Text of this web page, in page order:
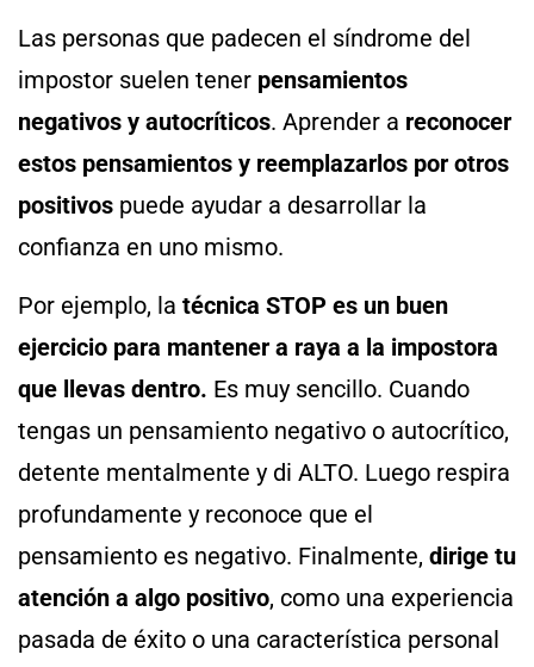
Las personas que padecen el síndrome del
impostor suelen tener pensamientos
negativos y autocríticos. Aprender a reconocer
estos pensamientos y reemplazarlos por otros
positivos puede ayudar a desarrollar la
confianza en uno mismo.
Por ejemplo, la técnica STOP es un buen
ejercicio para mantener a raya a la impostora
que llevas dentro. Es muy sencillo. Cuando
tengas un pensamiento negativo o autocrítico,
detente mentalmente y di ALTO. Luego respira
profundamente y reconoce que el
pensamiento es negativo. Finalmente, dirige tu
atención a algo positivo, como una experiencia
pasada de éxito o una característica personal